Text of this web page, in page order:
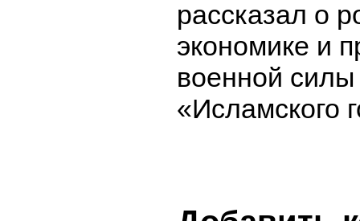
рассказал о
экономике и
военной силы
«Исламского